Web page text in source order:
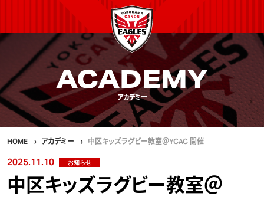
ACADEMY
アカデミー
HOME アカデミー 中区キッズラグビー教室​＠YCAC 開催
2025.11.10 お知らせ
中区キッズラグビー教室​＠